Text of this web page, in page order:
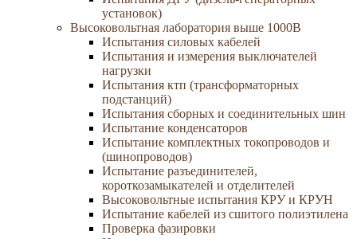
установок)
Высоковольтная лаборатория выше 1000В
Испытания силовых кабелей
Испытания и измерения выключателей
нагрузки
Испытания ктп (трансформаторных
подстанций)
Испытания сборных и соединительных шин
Испытание конденсаторов
Испытание комплектных токопроводов и
(шинопроводов)
Испытание разъединителей,
короткозамыкателей и отделителей
Высоковольтные испытания КРУ и КРУН
Испытание кабелей из сшитого полиэтилена
Проверка фазировки